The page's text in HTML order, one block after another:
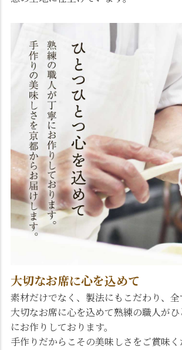
大切なお席に心を込めて
素材だけでなく、製法にもこだわり、全
大切なお席に心を込めて熟練の職人が
にお作りしております。
手作りだからこその美味しさをご賞味く